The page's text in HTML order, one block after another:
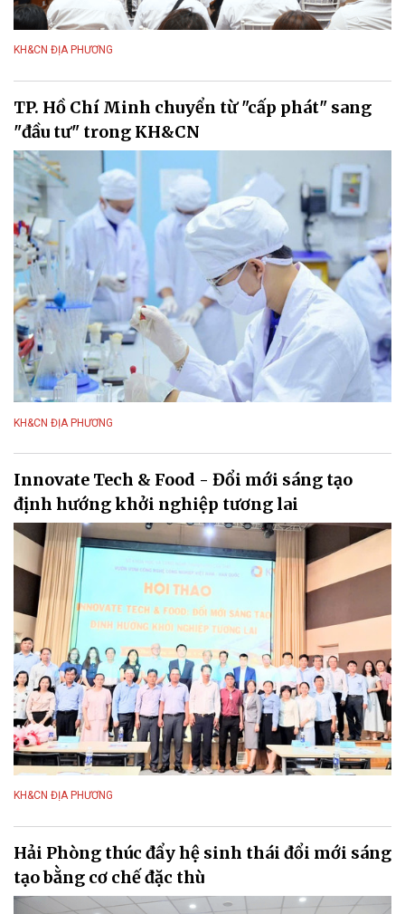
KH&CN ĐỊA PHƯƠNG
TP. Hồ Chí Minh chuyển từ "cấp phát" sang
"đầu tư" trong KH&CN
KH&CN ĐỊA PHƯƠNG
Innovate Tech & Food - Đổi mới sáng tạo
định hướng khởi nghiệp tương lai
KH&CN ĐỊA PHƯƠNG
Hải Phòng thúc đẩy hệ sinh thái đổi mới sáng
tạo bằng cơ chế đặc thù